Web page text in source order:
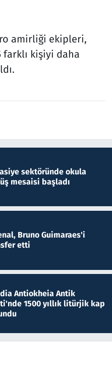
amirliği ekipleri,
farklı kişiyi daha
aldı.
sektöründe okula
mesaisi başladı
Bruno Guimaraes'i
etti
Antiokheia Antik
1500 yıllık litürjik kap